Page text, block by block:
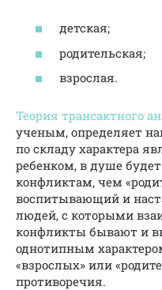
детская;
родительская;
взрослая.
Теория трансактного
ученым, определяет
по складу характера
ребенком, в душе
конфликтам, чем
воспитывающий и
людей, с которыми
конфликты бывают и
однотипным
«взрослых» или
противоречия.